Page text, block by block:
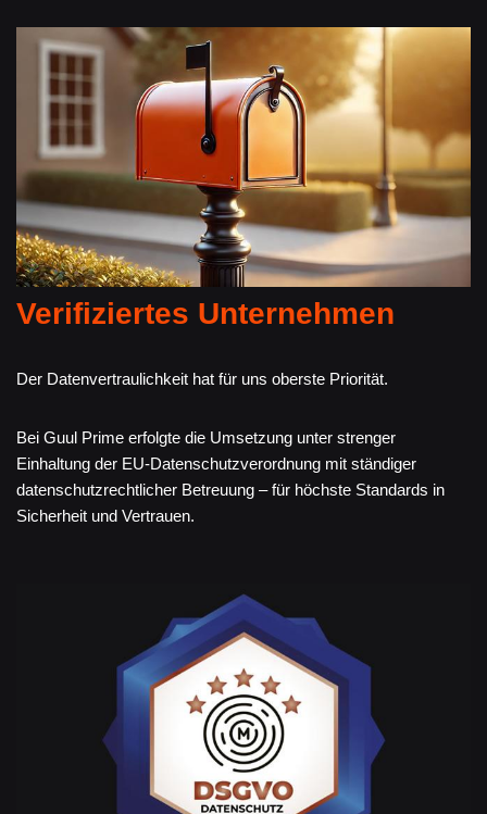
Verifiziertes Unternehmen
Der Datenvertraulichkeit hat für uns oberste Priorität.
Bei Guul Prime erfolgte die Umsetzung unter strenger
Einhaltung der EU-Datenschutzverordnung mit ständiger
datenschutzrechtlicher Betreuung – für höchste Standards in
Sicherheit und Vertrauen.